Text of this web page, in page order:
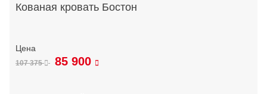
Кованая кровать Бостон
107 375 85 900